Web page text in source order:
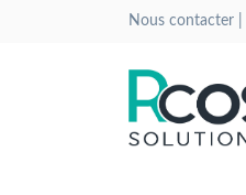
Nous contacter |